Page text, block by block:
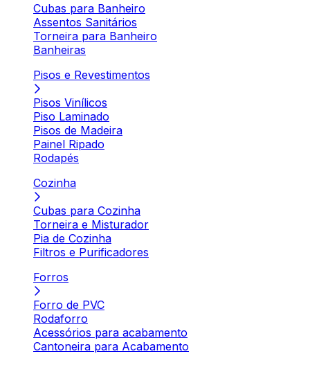
Cubas para Banheiro
Assentos Sanitários
Torneira para Banheiro
Banheiras
Pisos e Revestimentos
Pisos Vinílicos
Piso Laminado
Pisos de Madeira
Painel Ripado
Rodapés
Cozinha
Cubas para Cozinha
Torneira e Misturador
Pia de Cozinha
Filtros e Purificadores
Forros
Forro de PVC
Rodaforro
Acessórios para acabamento
Cantoneira para Acabamento